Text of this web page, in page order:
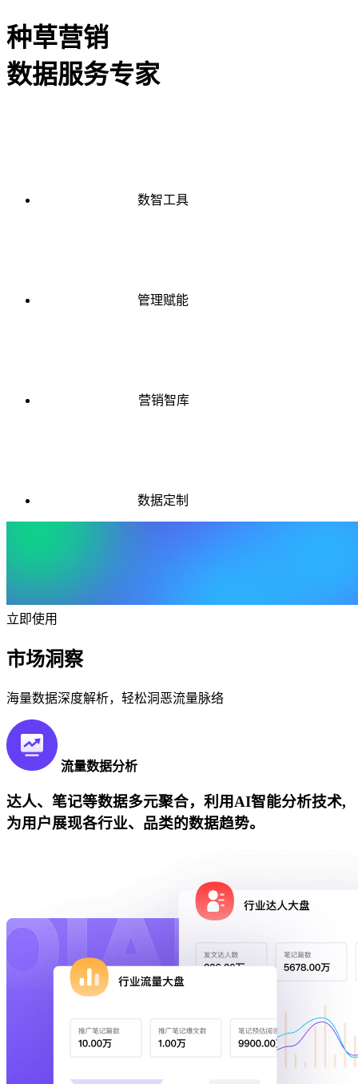
种草营销
数据服务专家
数智工具
管理赋能
营销智库
数据定制
立即使用
市场洞察
海量数据深度解析，轻松洞恶流量脉络
流量数据分析
达人、笔记等数据多元聚合，利用AI智能分析技术,
为用户展现各行业、品类的数据趋势。